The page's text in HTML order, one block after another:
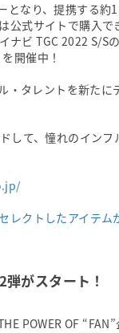
となり、提携する
公式サイトで購入で
ナビ TGC 2022 S/S
開催中！
・タレントを新た
して、憧れのイン
レクトしたアイテ
がスタート！
POWER OF